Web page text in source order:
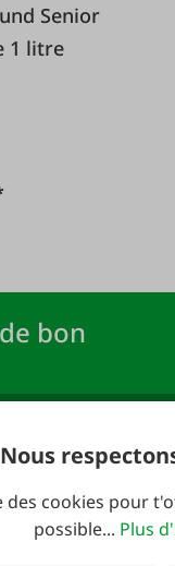
Senior
1 litre
bon
FAIE et
Nous
des cookies pour
possible... Plus